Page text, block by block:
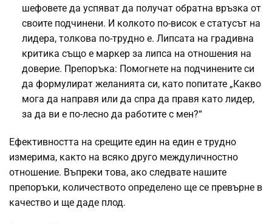
шефовете да успяват да получат обратна връзка от
своите подчинени. И колкото по-висок е статусът на
лидера, толкова по-трудно е. Липсата на градивна
критика също е маркер за липса на отношения на
доверие. Препоръка: Помогнете на подчинените си
да формулират желанията си, като попитате „Какво
мога да направя или да спра да правя като лидер,
за да ви е по-лесно да работите с мен?“
Ефективността на срещите един на един е трудно
измерима, както на всяко друго междуличностно
отношение. Въпреки това, ако следвате нашите
препоръки, количеството определено ще се превърне в
качество и ще даде плод.